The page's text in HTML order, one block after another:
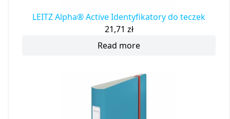
LEITZ Alpha® Active Identyfikatory do teczek
21,71 zł
Read more